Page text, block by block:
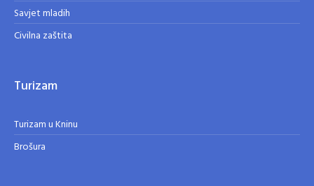
Savjet mladih
Civilna zaštita
Turizam
Turizam u Kninu
Brošura